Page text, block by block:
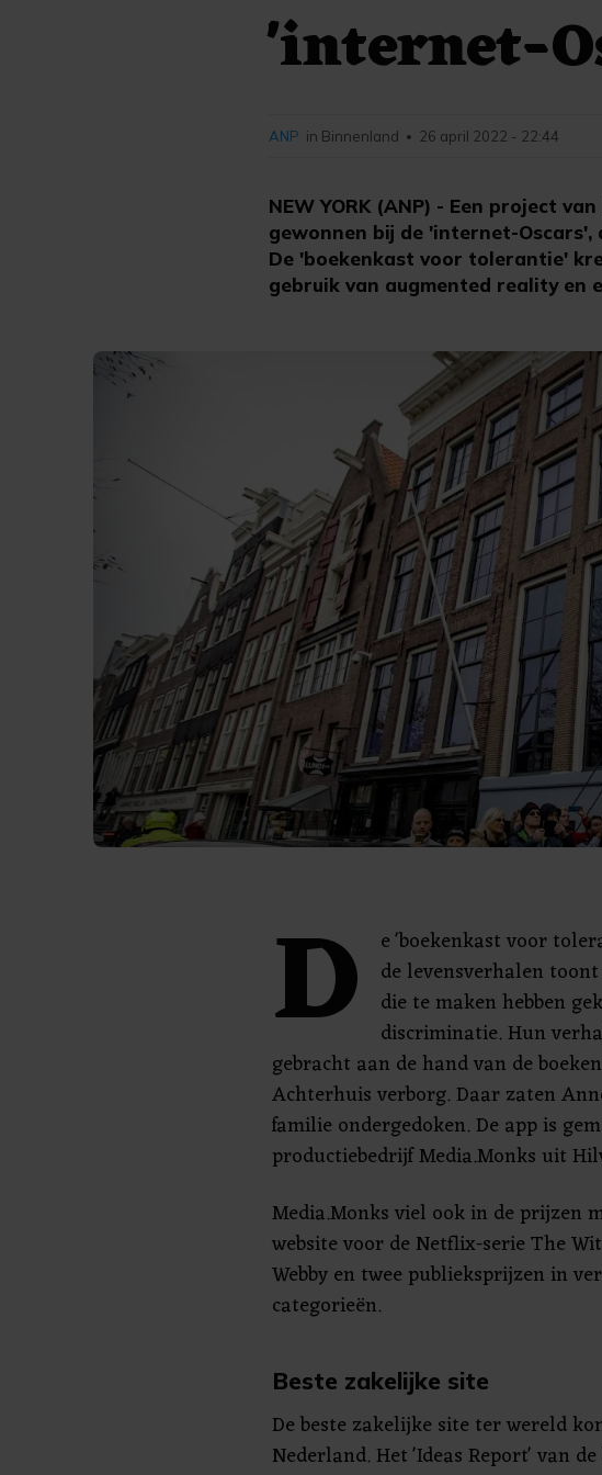
'internet-
NEW YORK (ANP) - Een project
gewonnen bij de 'internet-
De 'boekenkast voor tolerantie'
gebruik van augmented reality en
ANP in Binnenland • 26 april 2022 - 22:44
D
e 'boekenkast voor
de levensverhalen
die te maken hebben
discriminatie. Hun
gebracht aan de hand van de
Achterhuis verborg. Daar zaten
familie ondergedoken. De app is
productiebedrijf Media.Monks uit
Media.Monks viel ook in de prijzen
website voor de Netflix-serie The
Webby en twee publieksprijzen in
categorieën.
Beste zakelijke site
De beste zakelijke site ter wereld
Nederland. Het 'Ideas Report' van